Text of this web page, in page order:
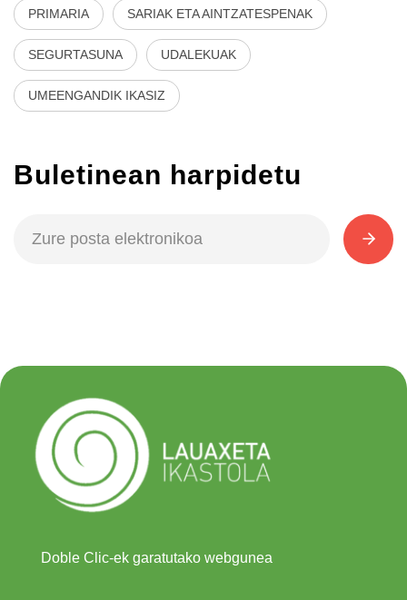
PRIMARIA SARIAK ETA AINTZATESPENAK
SEGURTASUNA UDALEKUAK
UMEENGANDIK IKASIZ
Buletinean harpidetu
Doble Clic-ek garatutako webgunea